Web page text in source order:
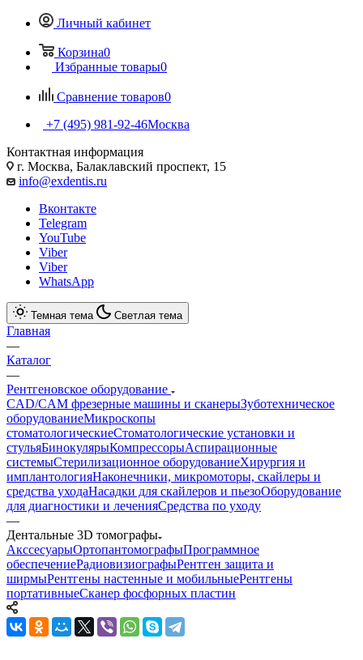
Личный кабинет
Корзина0
Избранные товары0
Сравнение товаров0
+7 (495) 981-92-46Москва
Контактная информация
г. Москва, Балаклавский проспект, 15
info@exdentis.ru
Вконтакте
Telegram
YouTube
Viber
Viber
WhatsApp
Темная тема Светлая тема
Главная
—
Каталог
—
Рентгеновское оборудование
CAD/CAM фрезерные машины и сканерыЗуботехническое
оборудованиеМикроскопы
стоматологическиеСтоматологические установки и
стульяБинокулярыКомпрессорыАспирационные
системыСтерилизационное оборудованиеХирургия и
имплантологияНаконечники, микромоторы, скайлеры и
средства уходаНасадки для скайлеров и пьезоОборудование
для диагностики и леченияСредства по уходу
—
Дентальные 3D томографы
АкссесуарыОртопантомографыПрограммное
обеспечениеРадиовизиографыРентген защита и
ширмыРентгены настенные и мобильныеРентгены
портативныеСканер фосфорных пластин